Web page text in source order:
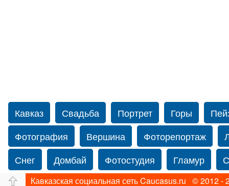
Кавказ Свадьба Портрет Горы
Фотография
Вершина Фоторепортаж
Снег
Домбай Фотостудия Гламур
Путешествие
Перевал Свадьба фото
Кавказская социальная сеть Caucasus.ru © 2012 -